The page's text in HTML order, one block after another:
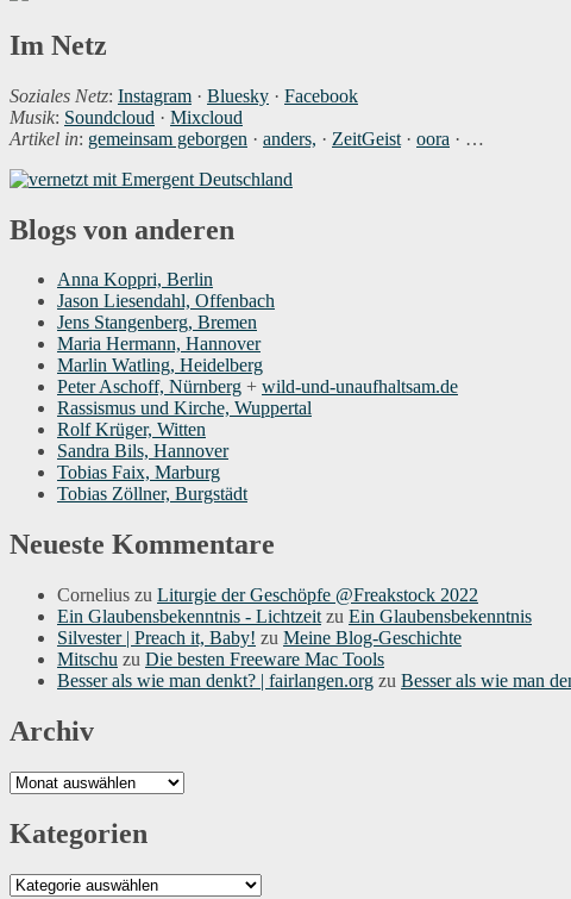
Im Netz
Soziales Netz: Instagram · Bluesky · Facebook
Musik: Soundcloud · Mixcloud
Artikel in: gemeinsam geborgen · anders, · ZeitGeist · oora · …
Blogs von anderen
Anna Koppri, Berlin
Jason Liesendahl, Offenbach
Jens Stangenberg, Bremen
Maria Hermann, Hannover
Marlin Watling, Heidelberg
Peter Aschoff, Nürnberg + wild-und-unaufhaltsam.de
Rassismus und Kirche, Wuppertal
Rolf Krüger, Witten
Sandra Bils, Hannover
Tobias Faix, Marburg
Tobias Zöllner, Burgstädt
Neueste Kommentare
Cornelius zu Liturgie der Geschöpfe @Freakstock 2022
Ein Glaubensbekenntnis - Lichtzeit zu Ein Glaubensbekenntnis
Silvester | Preach it, Baby! zu Meine Blog-Geschichte
Mitschu zu Die besten Freeware Mac Tools
Besser als wie man denkt? | fairlangen.org zu Besser als wie man
Archiv
Archiv
Kategorien
Kategorien